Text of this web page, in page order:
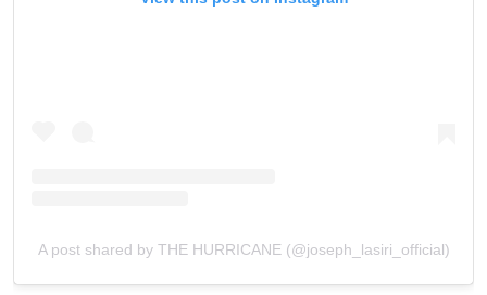
A post shared by THE HURRICANE (@joseph_lasiri_official)